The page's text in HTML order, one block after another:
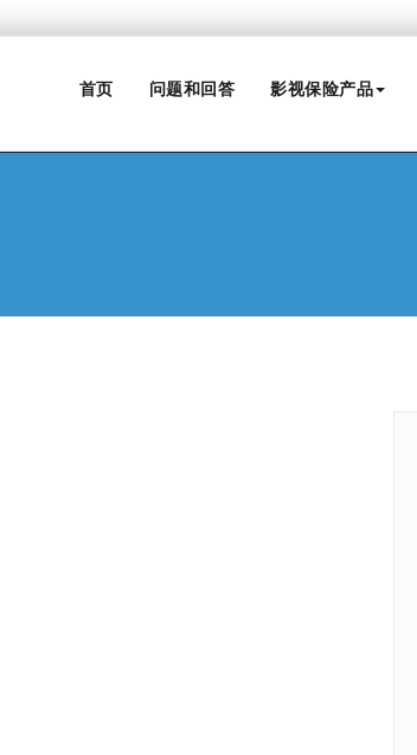
首页 问题和回答 影视保险产品